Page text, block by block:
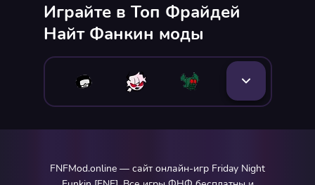
Играйте в Топ Фрайдей
Найт Фанкин моды
FNFMod.online — сайт онлайн-игр Friday Night